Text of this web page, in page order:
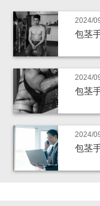
2024/
包茎
2024/
包茎
2024/
包茎